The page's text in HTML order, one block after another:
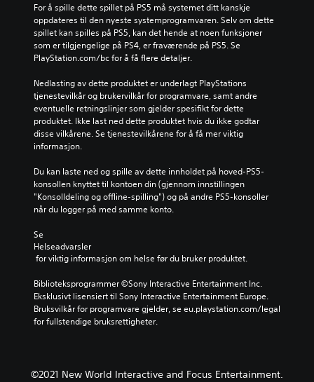
For å spille dette spillet på PS5 må systemet ditt kanskje
oppdateres til den nyeste systemprogramvaren. Selv om dette
spillet kan spilles på PS5, kan det hende at noen funksjoner
som er tilgjengelige på PS4, er fraværende på PS5. Se
PlayStation.com/bc for å få flere detaljer.
Nedlasting av dette produktet er underlagt PlayStations
tjenestevilkår og brukervilkår for programvare, samt andre
eventuelle retningslinjer som gjelder spesifikt for dette
produktet. Ikke last ned dette produktet hvis du ikke godtar
disse vilkårene. Se tjenestevilkårene for å få mer viktig
informasjon.
Du kan laste ned og spille av dette innholdet på hoved-PS5-
konsollen knyttet til kontoen din (gjennom innstillingen
"Konsolldeling og offline-spilling") og på andre PS5-konsoller
når du logger på med samme konto.
Se
Helseadvarsler
for viktig informasjon om helse før du bruker produktet.
Biblioteksprogrammer ©Sony Interactive Entertainment Inc.
Eksklusivt lisensiert til Sony Interactive Entertainment Europe.
Bruksvilkår for programvare gjelder, se eu.playstation.com/legal
for fullstendige bruksrettigheter.
©2021 New World Interactive and Focus Entertainment.